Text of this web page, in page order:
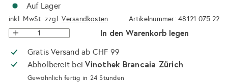
Auf Lager
inkl. MwSt. zzgl.Versandkosten Artikelnummer: 48121.075.22
In den Warenkorb legen
Gratis Versand ab CHF 99
Abholbereit beiVinothek Brancaia Zürich
Gewöhnlich fertig in 24 Stunden